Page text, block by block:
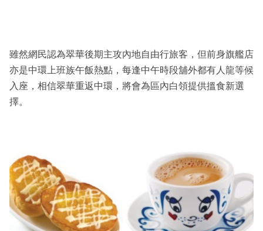
雖然網民認為翠華後期主攻內地自由行旅客，但前身旗艦店
亦是中環上班族午飯熱點，每逢中午時段舖外都有人龍等候
入座，相信翠華重返中環，將會為區內白領提供搵食新選
擇。